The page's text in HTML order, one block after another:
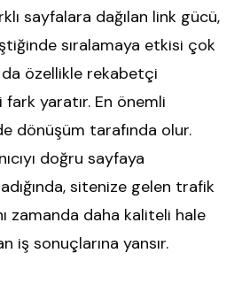
sayfalara dağılan link gücü,
sıralamaya etkisi çok
özellikle rekabetçi
yaratır. En önemli
dönüşüm tarafında olur.
doğru sayfaya
sitenize gelen trafik
zamanda daha kaliteli hale
iş sonuçlarına yansır.